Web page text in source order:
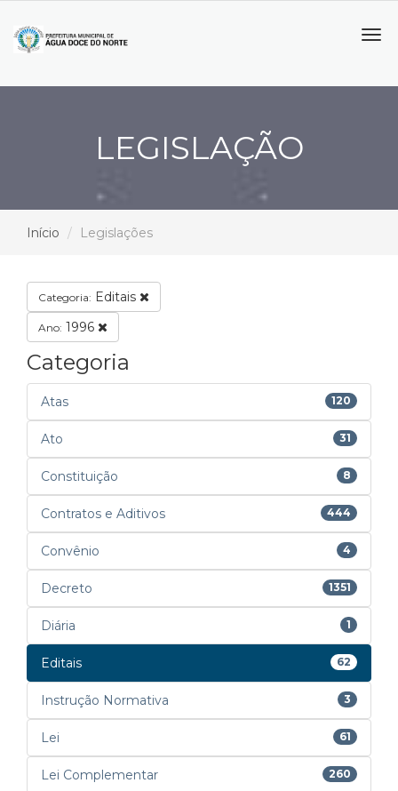
LEGISLAÇÃO
Início Legislações
Categoria: Editais
Ano: 1996
Categoria
Atas 120
Ato 31
Constituição 8
Contratos e Aditivos 444
Convênio 4
Decreto 1351
Diária 1
Editais 62
Instrução Normativa 3
Lei 61
Lei Complementar 260